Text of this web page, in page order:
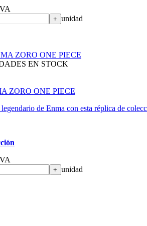
+ unidad
EN STOCK
ZORO ONE PIECE
de Enma con esta réplica de
+ unidad